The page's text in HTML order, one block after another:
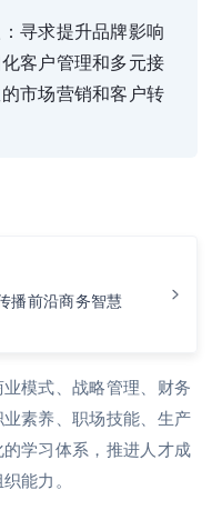
寻求提升品牌影响
客户管理和多元接
市场营销和客户转
播前沿商务智慧
模式、战略管理、财务
素养、职场技能、生产
学习体系，推进人才成
能力。